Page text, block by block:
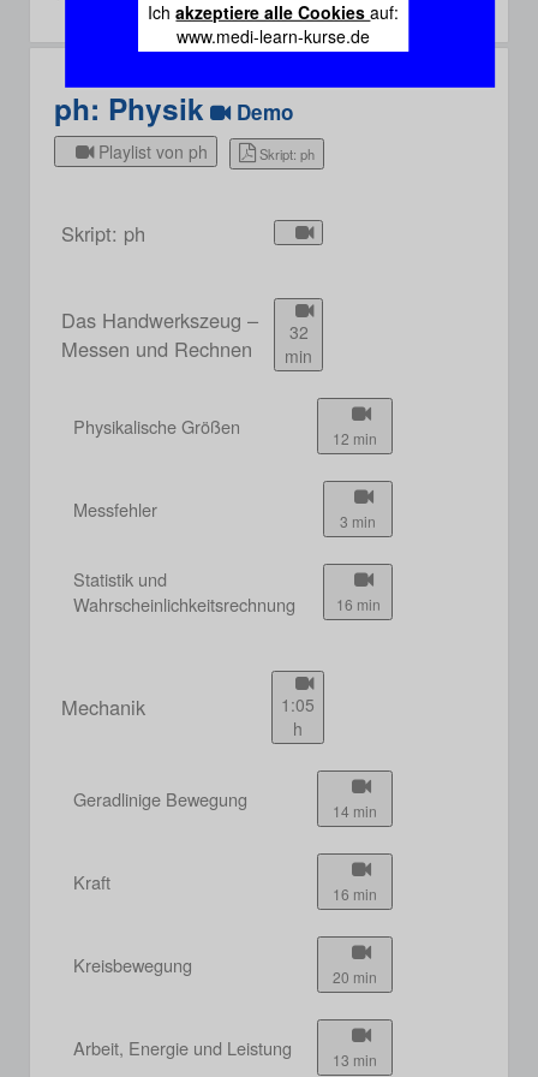
Ichakzeptiere alle Cookiesauf:
www.medi-learn-kurse.de
ph: Physik Demo
Playlist von ph Skript: ph
Skript: ph
Das Handwerkszeug –
Messen und Rechnen
32
min
Physikalische Größen 12 min
Messfehler 3 min
Statistik und
Wahrscheinlichkeitsrechnung
16 min
Mechanik
1:05
h
Geradlinige Bewegung 14 min
Kraft 16 min
Kreisbewegung 20 min
Arbeit, Energie und Leistung 13 min